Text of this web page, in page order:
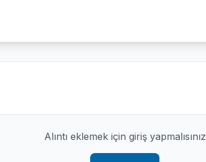
Alıntı eklemek için giriş yapmalısınız